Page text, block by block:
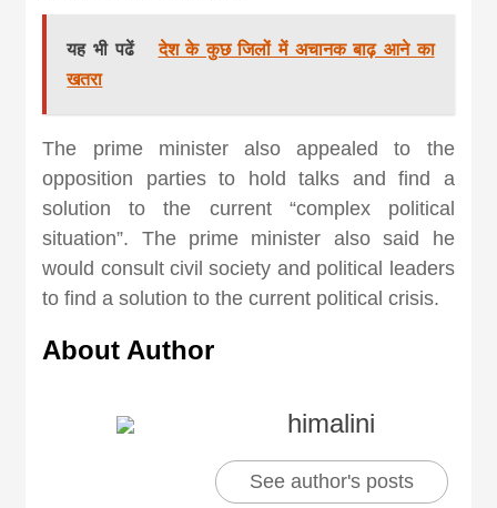
यह भी पढें
देश के कुछ जिलों में अचानक बाढ़ आने का
खतरा
The prime minister also appealed to the
opposition parties to hold talks and find a
solution to the current “complex political
situation”. The prime minister also said he
would consult civil society and political leaders
to find a solution to the current political crisis.
About Author
himalini
See author's posts